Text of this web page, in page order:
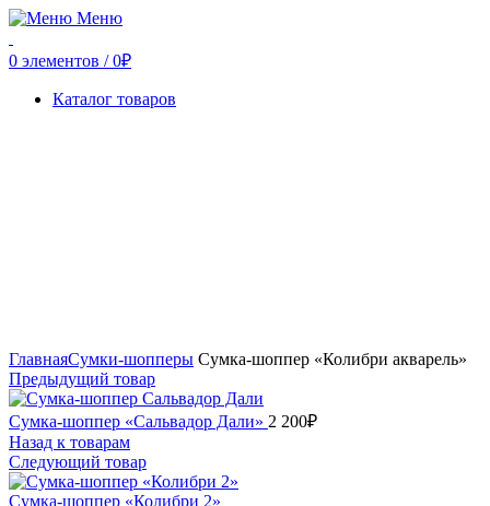
Меню
0 элементов / 0₽
Каталог товаров
ГлавнаяСумки-шопперы Сумка-шоппер «Колибри акварель»
Предыдущий товар
Сумка-шоппер «Сальвадор Дали» 2 200₽
Назад к товарам
Следующий товар
Сумка-шоппер «Колибри 2»